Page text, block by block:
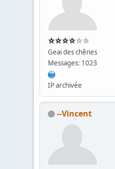
Geai des chênes
Messages: 1023
IP archivée
--Vincent